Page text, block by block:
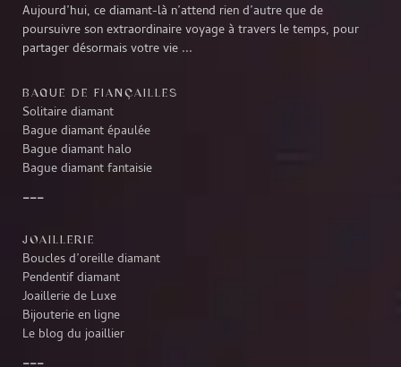
Aujourd’hui, ce diamant-là n’attend rien d’autre que de
poursuivre son extraordinaire voyage à travers le temps, pour
partager désormais votre vie ...
BAGUE DE FIANÇAILLES
Solitaire diamant
Bague diamant épaulée
Bague diamant halo
Bague diamant fantaisie
JOAILLERIE
Boucles d’oreille diamant
Pendentif diamant
Joaillerie de Luxe
Bijouterie en ligne
Le blog du joaillier